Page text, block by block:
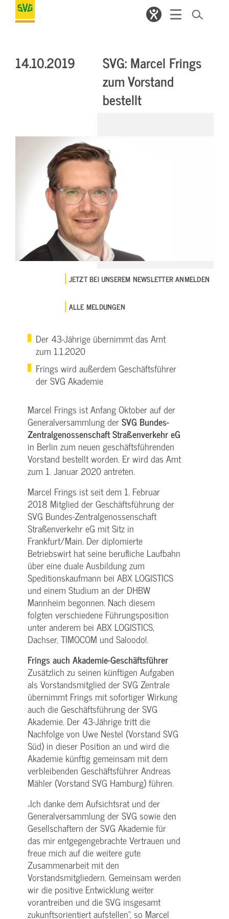
14.10.2019
SVG: Marcel Frings
zum Vorstand
bestellt
JETZT BEI UNSEREM NEWSLETTER ANMELDEN
ALLE MELDUNGEN
Der 43-Jährige übernimmt das Amt
zum 1.1.2020
Frings wird außerdem Geschäftsführer
der SVG Akademie
Marcel Frings ist Anfang Oktober auf der
Generalversammlung derSVG Bundes-
Zentralgenossenschaft Straßenverkehr eG
in Berlin zum neuen geschäftsführenden
Vorstand bestellt worden. Er wird das Amt
zum 1. Januar 2020 antreten.
Marcel Frings ist seit dem 1. Februar
2018 Mitglied der Geschäftsführung der
SVG Bundes-Zentralgenossenschaft
Straßenverkehr eG mit Sitz in
Frankfurt/Main. Der diplomierte
Betriebswirt hat seine berufliche Laufbahn
über eine duale Ausbildung zum
Speditionskaufmann bei ABX LOGISTICS
und einem Studium an der DHBW
Mannheim begonnen. Nach diesem
folgten verschiedene Führungsposition
unter anderem bei ABX LOGISTICS,
Dachser, TIMOCOM und Saloodo!.
Frings auch Akademie-Geschäftsführer
Zusätzlich zu seinen künftigen Aufgaben
als Vorstandsmitglied der SVG Zentrale
übernimmt Frings mit sofortiger Wirkung
auch die Geschäftsführung der SVG
Akademie. Der 43-Jährige tritt die
Nachfolge von Uwe Nestel (Vorstand SVG
Süd) in dieser Position an und wird die
Akademie künftig gemeinsam mit dem
verbleibenden Geschäftsführer Andreas
Mähler (Vorstand SVG Hamburg) führen.
„Ich danke dem Aufsichtsrat und der
Generalversammlung der SVG sowie den
Gesellschaftern der SVG Akademie für
das mir entgegengebrachte Vertrauen und
freue mich auf die weitere gute
Zusammenarbeit mit den
Vorstandsmitgliedern. Gemeinsam werden
wir die positive Entwicklung weiter
vorantreiben und die SVG insgesamt
zukunftsorientiert aufstellen“, so Marcel